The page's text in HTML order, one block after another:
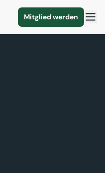
Mitglied werden